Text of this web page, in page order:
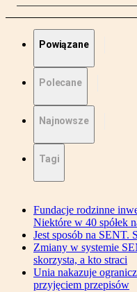
Powiązane
Polecane
Najnowsze
Tagi
Fundacje rodzinne
Niektóre w 40 spółek
Jest sposób na SENT.
Zmiany w systemie
skorzysta, a kto straci
Unia nakazuje
przyjęciem przepisów